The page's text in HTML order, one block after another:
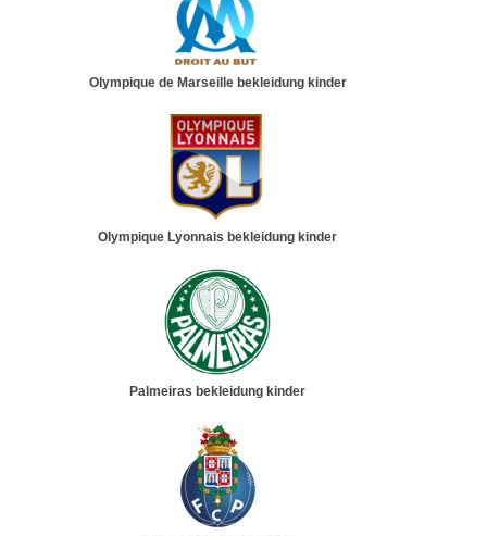
Olympique de Marseille bekleidung kinder
Olympique Lyonnais bekleidung kinder
Palmeiras bekleidung kinder